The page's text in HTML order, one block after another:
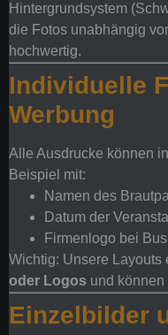
Hintergrundsystem
die Fotos unabhängig
hochwertig.
Individuelle
Werbung
Alle Ausdrucke können
Beispiel mit:
Namen des
Datum der
Firmenlogo bei
Wichtig: Unsere Layouts
oder Logos und können
Einzelbilder